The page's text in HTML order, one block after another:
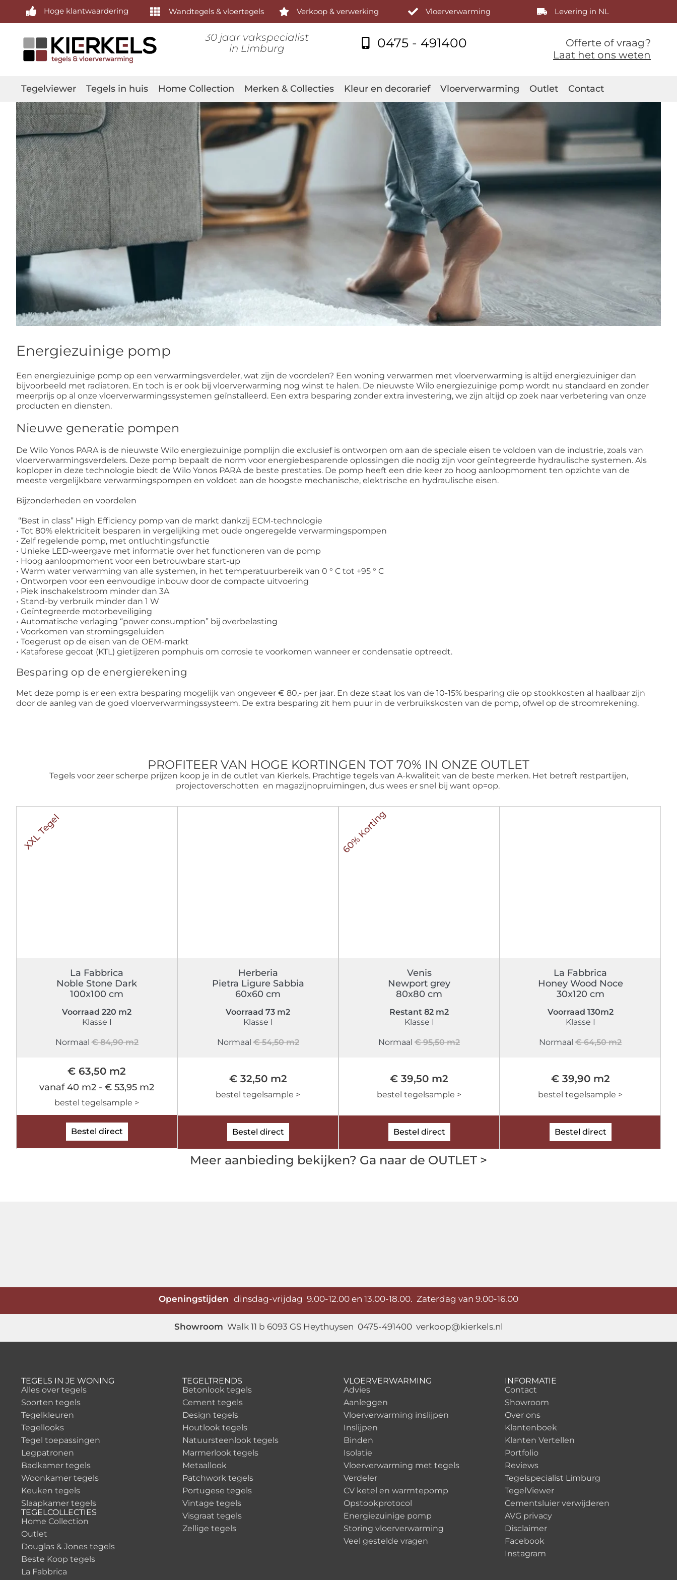
Hoge klantwaardering Wandtegels & vloertegels Verkoop & verwerking Vloerverwarming Levering in NL
30 jaar vakspecialist
in Limburg
0475 - 491400
Offerte of vraag?
Laat het ons weten
Tegelviewer Tegels in huis Home Collection Merken & Collecties Kleur en decorarief Vloerverwarming Outlet Contact
Energiezuinige pomp
Een energiezuinige pomp op een verwarmingsverdeler, wat zijn de voordelen? Een woning verwarmen met vloerverwarming is altijd energiezuiniger dan
bijvoorbeeld met radiatoren. En toch is er ook bij vloerverwarming nog winst te halen. De nieuwste Wilo energiezuinige pomp wordt nu standaard en zonder
meerprijs op al onze vloerverwarmingssystemen geïnstalleerd. Een extra besparing zonder extra investering, we zijn altijd op zoek naar verbetering van onze
producten en diensten.
Nieuwe generatie pompen
De Wilo Yonos PARA is de nieuwste Wilo energiezuinige pomplijn die exclusief is ontworpen om aan de speciale eisen te voldoen van de industrie, zoals van
vloerverwarmingsverdelers. Deze pomp bepaalt de norm voor energiebesparende oplossingen die nodig zijn voor geïntegreerde hydraulische systemen. Als
koploper in deze technologie biedt de Wilo Yonos PARA de beste prestaties. De pomp heeft een drie keer zo hoog aanloopmoment ten opzichte van de
meeste vergelijkbare verwarmingspompen en voldoet aan de hoogste mechanische, elektrische en hydraulische eisen.
Bijzonderheden en voordelen
“Best in class” High Efficiency pomp van de markt dankzij ECM-technologie
• Tot 80% elektriciteit besparen in vergelijking met oude ongeregelde verwarmingspompen
• Zelf regelende pomp, met ontluchtingsfunctie
• Unieke LED-weergave met informatie over het functioneren van de pomp
• Hoog aanloopmoment voor een betrouwbare start-up
• Warm water verwarming van alle systemen, in het temperatuurbereik van 0 ° C tot +95 ° C
• Ontworpen voor een eenvoudige inbouw door de compacte uitvoering
• Piek inschakelstroom minder dan 3A
• Stand-by verbruik minder dan 1 W
• Geïntegreerde motorbeveiliging
• Automatische verlaging “power consumption” bij overbelasting
• Voorkomen van stromingsgeluiden
• Toegerust op de eisen van de OEM-markt
• Kataforese gecoat (KTL) gietijzeren pomphuis om corrosie te voorkomen wanneer er condensatie optreedt.
Besparing op de energierekening
Met deze pomp is er een extra besparing mogelijk van ongeveer € 80,- per jaar. En deze staat los van de 10-15% besparing die op stookkosten al haalbaar zijn
door de aanleg van de goed vloerverwarmingssysteem. De extra besparing zit hem puur in de verbruikskosten van de pomp, ofwel op de stroomrekening.
PROFITEER VAN HOGE KORTINGEN TOT 70% IN ONZE OUTLET
Tegels voor zeer scherpe prijzen koop je in de outlet van Kierkels. Prachtige tegels van A-kwaliteit van de beste merken. Het betreft restpartijen,
projectoverschotten en magazijnopruimingen, dus wees er snel bij want op=op.
La Fabbrica
Noble Stone Dark
100x100 cm
Voorraad 220 m2
Klasse I
Normaal€ 84,90 m2
XXL Tegel
€ 63,50 m2
vanaf 40 m2 - € 53,95 m2
bestel tegelsample >
Bestel direct
Herberia
Pietra Ligure Sabbia
60x60 cm
Voorraad 73 m2
Klasse I
Normaal€ 54,50 m2
€ 32,50 m2
bestel tegelsample >
Bestel direct
Venis
Newport grey
80x80 cm
Restant 82 m2
Klasse I
Normaal € 95,50 m2
60% Korting
€ 39,50 m2
bestel tegelsample >
Bestel direct
La Fabbrica
Honey Wood Noce
30x120 cm
Voorraad 130m2
Klasse I
Normaal € 64,50 m2
€ 39,90 m2
bestel tegelsample >
Bestel direct
Meer aanbieding bekijken? Ga naar de OUTLET >
Openingstijden dinsdag-vrijdag 9.00-12.00 en 13.00-18.00. Zaterdag van 9.00-16.00
Showroom Walk 11 b 6093 GS Heythuysen 0475-491400 verkoop@kierkels.nl
TEGELS IN JE WONING
Alles over tegels
Soorten tegels
Tegelkleuren
Tegellooks
Tegel toepassingen
Legpatronen
Badkamer tegels
Woonkamer tegels
Keuken tegels
Slaapkamer tegels
TEGELCOLLECTIES
Home Collection
Outlet
Douglas & Jones tegels
Beste Koop tegels
La Fabbrica
TEGELTRENDS
Betonlook tegels
Cement tegels
Design tegels
Houtlook tegels
Natuursteenlook tegels
Marmerlook tegels
Metaallook
Patchwork tegels
Portugese tegels
Vintage tegels
Visgraat tegels
Zellige tegels
VLOERVERWARMING
Advies
Aanleggen
Vloerverwarming inslijpen
Inslijpen
Binden
Isolatie
Vloerverwarming met tegels
Verdeler
CV ketel en warmtepomp
Opstookprotocol
Energiezuinige pomp
Storing vloerverwarming
Veel gestelde vragen
INFORMATIE
Contact
Showroom
Over ons
Klantenboek
Klanten Vertellen
Portfolio
Reviews
Tegelspecialist Limburg
TegelViewer
Cementsluier verwijderen
AVG privacy
Disclaimer
Facebook
Instagram